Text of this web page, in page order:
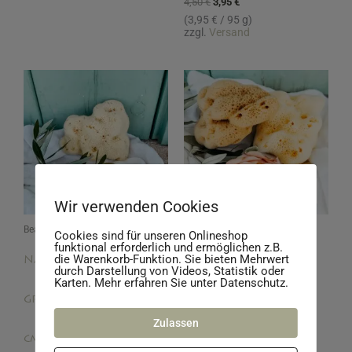
(3,95 € / 95 g)
zzgl. Versand
Beauty
Naturschwamm aus
Griechenland | 10-11
cm
Beauty
Naturschwamm aus
cm | Natur
Wir verwenden Cookies
Cookies sind für unseren Onlineshop
funktional erforderlich und ermöglichen z.B.
die Warenkorb-Funktion. Sie bieten Mehrwert
durch Darstellung von Videos, Statistik oder
Karten. Mehr erfahren Sie unter Datenschutz.
Zulassen